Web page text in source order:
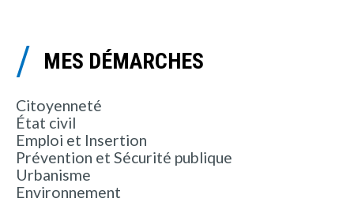
MES DÉMARCHES
Citoyenneté
État civil
Emploi et Insertion
Prévention et Sécurité publique
Urbanisme
Environnement